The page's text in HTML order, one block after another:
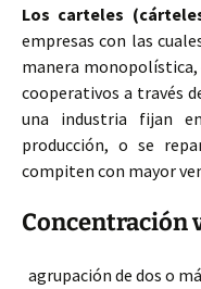
Los carteles
empresas con las
manera
cooperativos a través
una industria fijan
producción, o se
compiten con mayor
Concentración
agrupación de dos o